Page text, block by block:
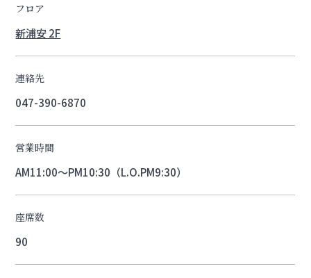
フロア
新浦安 2F
連絡先
047-390-6870
営業時間
AM11:00～PM10:30（L.O.PM9:30）
座席数
90